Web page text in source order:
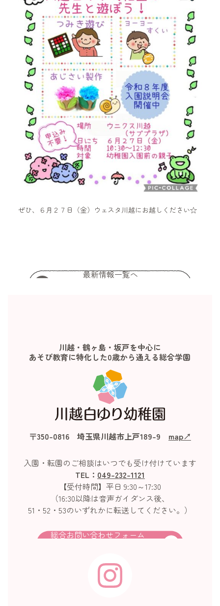
ぜひ、６月２７日（金）ウェスタ川越にお越しください☆
最新情報一覧へ
川越・鶴ヶ島・坂戸を中心に
あそび教育に特化した0歳から通える総合学園
〒350-0816 埼玉県川越市上戸189-9 map↗︎
入園・転園のご相談はいつでも受け付けています
TEL： 049-232-1121
【受付時間】平日 9:30～17:30
（16:30以降は音声ガイダンス後、
51・52・53のいずれかに転送してください。）
総合お問い合わせフォーム